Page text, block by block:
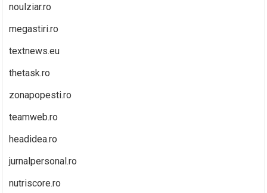
noulziar.ro
megastiri.ro
textnews.eu
thetask.ro
zonapopesti.ro
teamweb.ro
headidea.ro
jurnalpersonal.ro
nutriscore.ro